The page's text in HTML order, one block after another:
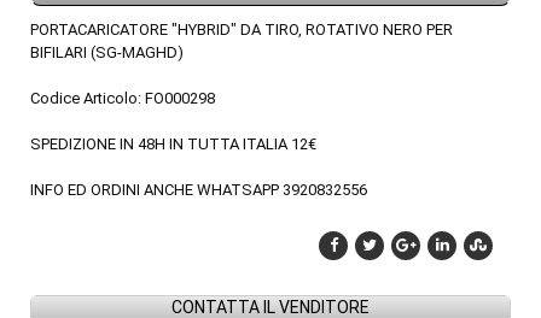
PORTACARICATORE "HYBRID" DA TIRO, ROTATIVO NERO PER
BIFILARI (SG-MAGHD)
Codice Articolo: FO000298
SPEDIZIONE IN 48H IN TUTTA ITALIA 12€
INFO ED ORDINI ANCHE WHATSAPP 3920832556
CONTATTA IL VENDITORE